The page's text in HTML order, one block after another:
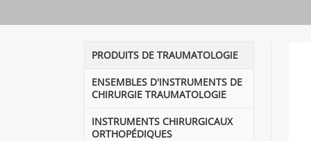
PRODUITS DE TRAUMATOLOGIE
ENSEMBLES D'INSTRUMENTS DE
CHIRURGIE TRAUMATOLOGIE
INSTRUMENTS CHIRURGICAUX
ORTHOPÉDIQUES